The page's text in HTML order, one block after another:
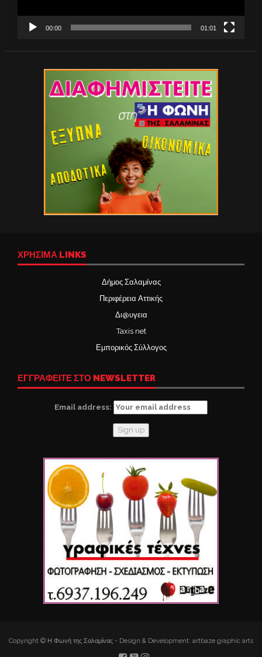
00:00 01:01
ΧΡΉΣΙΜΑ LINKS
Δήμος Σαλαμίνας
Περιφέρεια Αττικής
Δι@υγεια
Taxis net
Εμπορικός Σύλλογος
ΕΓΓΡΑΦΕΙΤΕ ΣΤΟ NEWSLETTER
Email address:
Copyright © Η Φωνή της Σαλαμίνας - Design & Development: artbaze graphic arts